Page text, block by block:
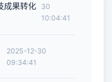
成果转化
30
10:04:41
2025-12-30
09:34:41